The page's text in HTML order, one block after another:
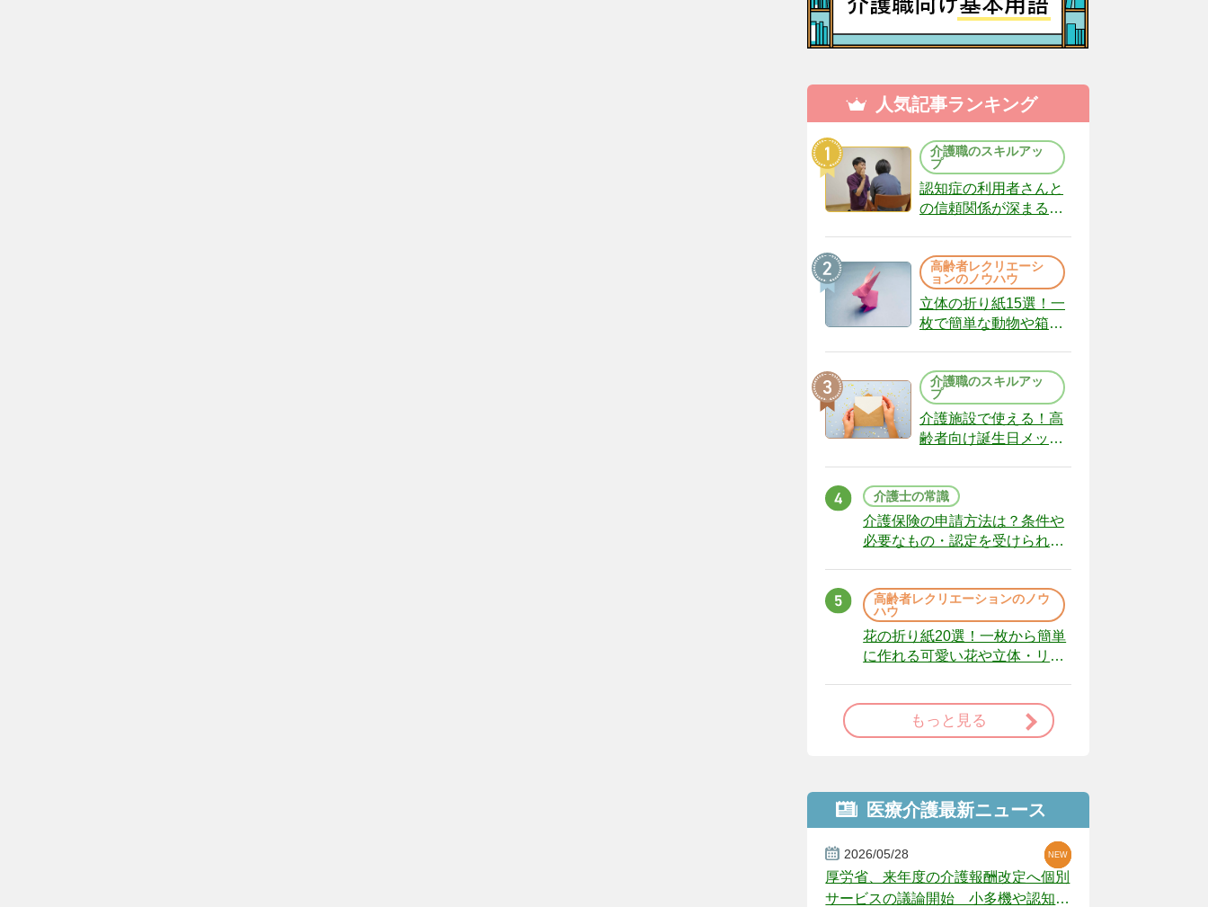
人気記事ランキング
介護職のスキルアッ
プ
認知症の利用者さんと
の信頼関係が深まる声
（22）
高齢者レクリエーシ
ョンのノウハウ
立体の折り紙15選！一
枚で簡単な動物や箱、
介護職のスキルアッ
プ
介護施設で使える！高
齢者向け誕生日メッセ
介護士の常識
介護保険の申請方法は？条件や
必要なもの・認定を受けられな
高齢者レクリエーションのノウ
ハウ
花の折り紙20選！一枚から簡単
に作れる可愛い花や立体・リー
もっと見る
医療介護最新ニュース
2026/05/28
厚労省、来年度の介護報酬改定へ個別
サービスの議論開始 小多機や認知症
NEW
NEW
NEW